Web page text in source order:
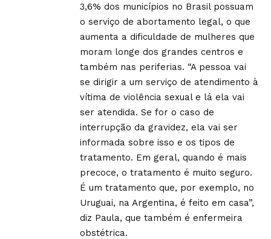
3,6% dos municípios no Brasil possuam
o serviço de abortamento legal, o que
aumenta a dificuldade de mulheres que
moram longe dos grandes centros e
também nas periferias. “A pessoa vai
se dirigir a um serviço de atendimento à
vítima de violência sexual e lá ela vai
ser atendida. Se for o caso de
interrupção da gravidez, ela vai ser
informada sobre isso e os tipos de
tratamento. Em geral, quando é mais
precoce, o tratamento é muito seguro.
É um tratamento que, por exemplo, no
Uruguai, na Argentina, é feito em casa”,
diz Paula, que também é enfermeira
obstétrica.